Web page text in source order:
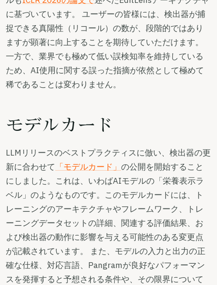
に基づいています。 ユーザーの皆様には、検出器が捕
捉できる真陽性（リコール）の数が、段階的ではあり
ますが顕著に向上することを期待していただけます。
一方で、業界でも極めて低い誤検知率を維持している
ため、AI使用に関する誤った指摘が依然として極めて
稀であることは変わりません。
モデルカード
LLMリリースのベストプラクティスに倣い、検出器の更
新に合わせて 「モデルカード」 の公開を開始すること
にしました。これは、いわばAIモデルの「栄養表示ラ
ベル」のようなものです。このモデルカードには、ト
レーニングのアーキテクチャやフレームワーク、トレ
ーニングデータセットの詳細、関連する評価結果、お
よび検出器の動作に影響を与える可能性のある変更点
が記載されています。 また、モデルの入力と出力の正
確な仕様、対応言語、Pangramが良好なパフォーマン
スを発揮すると予想される条件や、その限界について